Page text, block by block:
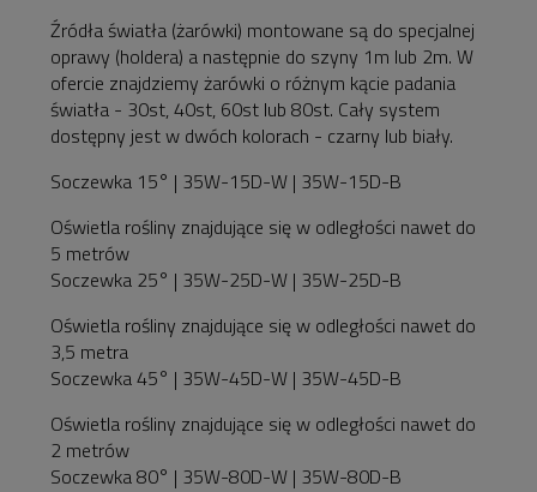
Źródła światła (żarówki) montowane są do specjalnej
oprawy (holdera) a następnie do szyny 1m lub 2m. W
ofercie znajdziemy żarówki o różnym kącie padania
światła - 30st, 40st, 60st lub 80st. Cały system
dostępny jest w dwóch kolorach - czarny lub biały.
Soczewka 15° | 35W-15D-W | 35W-15D-B
Oświetla rośliny znajdujące się w odległości nawet do
5 metrów
Soczewka 25° | 35W-25D-W | 35W-25D-B
Oświetla rośliny znajdujące się w odległości nawet do
3,5 metra
Soczewka 45° | 35W-45D-W | 35W-45D-B
Oświetla rośliny znajdujące się w odległości nawet do
2 metrów
Soczewka 80° | 35W-80D-W | 35W-80D-B